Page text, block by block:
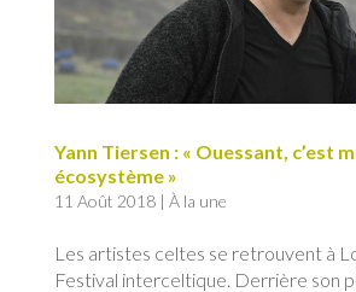
Yann Tiersen : « Ouessant, c’est
écosystème »
11 Août 2018| À la une
Les artistes celtes se retrouvent à
Festival interceltique. Derrière son